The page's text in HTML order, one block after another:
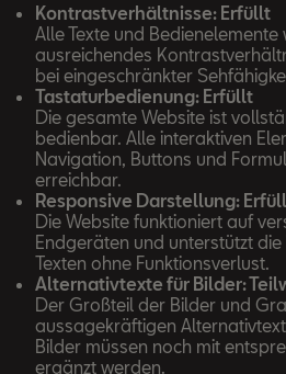
Kontrastverhältnisse: Erfüllt
Alle Texte und Bedienelemente
ausreichendes
bei eingeschränkter
Tastaturbedienung: Erfüllt
Die gesamte Website ist
bedienbar. Alle interaktiven
Navigation, Buttons und
erreichbar.
Responsive Darstellung:
Die Website funktioniert auf
Endgeräten und unterstützt
Texten ohne Funktionsverlust.
Alternativtexte für Bilder:
Der Großteil der Bilder und
aussagekräftigen
Bilder müssen noch mit
ergänzt werden.